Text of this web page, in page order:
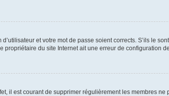
et votre mot de passe soient corrects. S’ils le
du site Internet ait une erreur de configuration
il est courant de supprimer régulièrement les membres